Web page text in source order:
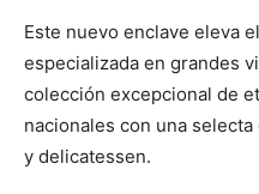
Este nuevo enclave eleva
especializada en grandes
colección excepcional de
nacionales con una
y delicatessen.